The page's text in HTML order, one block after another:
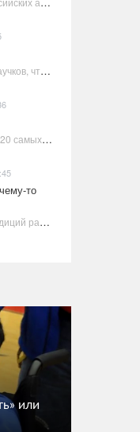
17 настолько славных паучков, что даже у арахнофобов появится желание их погладить
Эталон современности: 20 самых красивых и привлекательных актрис Голливуда, по мнению Google | Ультрамарин
то
13 нелицеприятных традиций разных стран, которые могут шокировать неподготовленного человека
или